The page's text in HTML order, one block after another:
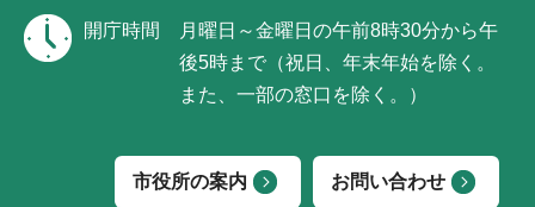
開庁時間
月曜日～金曜日の午前8時30分から午
後5時まで（祝日、年末年始を除く。
また、一部の窓口を除く。）
市役所の案内 お問い合わせ